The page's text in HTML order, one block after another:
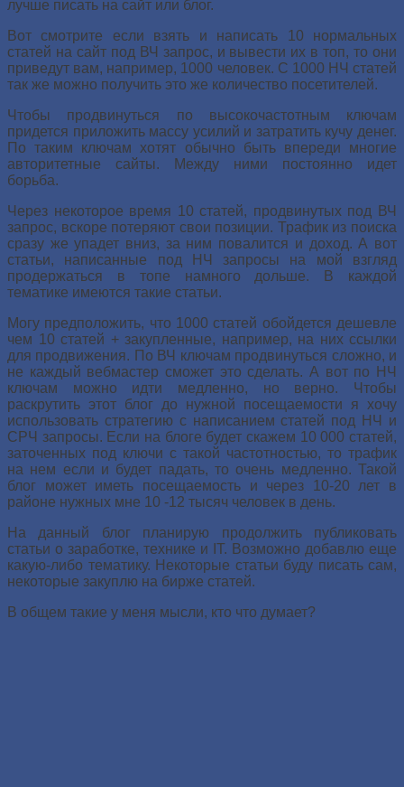
лучше писать на сайт или блог.
Вот смотрите если взять и написать 10 нормальных
статей на сайт под ВЧ запрос, и вывести их в топ, то они
приведут вам, например, 1000 человек. С 1000 НЧ статей
так же можно получить это же количество посетителей.
Чтобы продвинуться по высокочастотным ключам
придется приложить массу усилий и затратить кучу денег.
По таким ключам хотят обычно быть впереди многие
авторитетные сайты. Между ними постоянно идет
борьба.
Через некоторое время 10 статей, продвинутых под ВЧ
запрос, вскоре потеряют свои позиции. Трафик из поиска
сразу же упадет вниз, за ним повалится и доход. А вот
статьи, написанные под НЧ запросы на мой взгляд
продержаться в топе намного дольше. В каждой
тематике имеются такие статьи.
Могу предположить, что 1000 статей обойдется дешевле
чем 10 статей + закупленные, например, на них ссылки
для продвижения. По ВЧ ключам продвинуться сложно, и
не каждый вебмастер сможет это сделать. А вот по НЧ
ключам можно идти медленно, но верно. Чтобы
раскрутить этот блог до нужной посещаемости я хочу
использовать стратегию с написанием статей под НЧ и
СРЧ запросы. Если на блоге будет скажем 10 000 статей,
заточенных под ключи с такой частотностью, то трафик
на нем если и будет падать, то очень медленно. Такой
блог может иметь посещаемость и через 10-20 лет в
районе нужных мне 10 -12 тысяч человек в день.
На данный блог планирую продолжить публиковать
статьи о заработке, технике и IT. Возможно добавлю еще
какую-либо тематику. Некоторые статьи буду писать сам,
некоторые закуплю на бирже статей.
В общем такие у меня мысли, кто что думает?